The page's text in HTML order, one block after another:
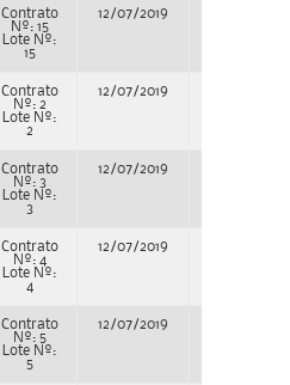
Contrato
Nº: 15
Lote Nº:
15
12/07/2019
Contrato
Nº: 2
Lote Nº:
2
12/07/2019
Contrato
Nº: 3
Lote Nº:
3
12/07/2019
Contrato
Nº: 4
Lote Nº:
4
12/07/2019
Contrato
Nº: 5
Lote Nº:
5
12/07/2019